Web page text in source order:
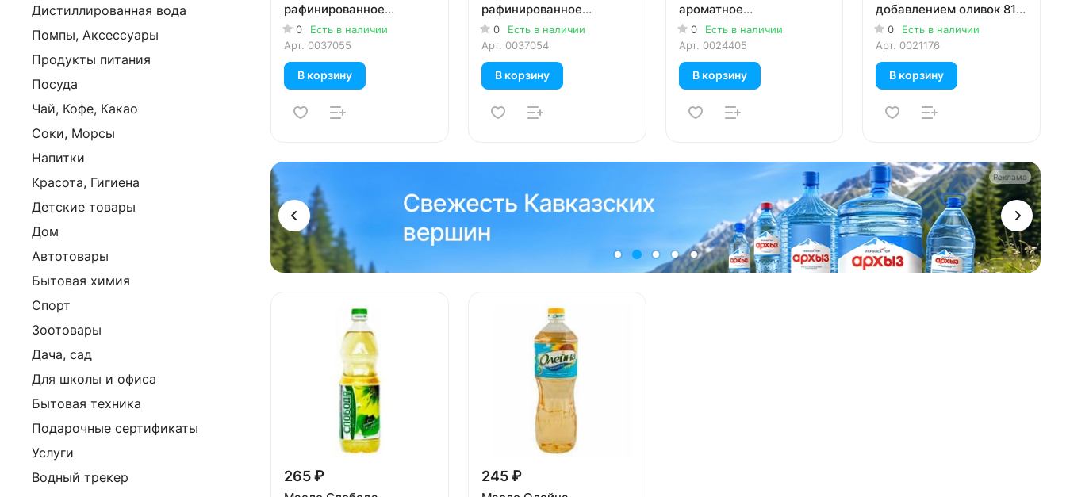
рафинированное
дезодорированное 5
литров
0
Есть в наличии
Арт. 0037055
В корзину
Реклама
рафинированное
дезодорированное 5
литров
0
Есть в наличии
Арт. 0037054
В корзину
ароматное
нерафинированное
первый отжим 1 литр
0
Есть в наличии
Арт. 0024405
В корзину
добавлением оливок 810
мл0
Есть в наличии
Арт. 0021176
В корзину
265 ₽ 245 ₽
Дистиллированная вода
Помпы, Аксессуары
Продукты питания
Посуда
Чай, Кофе, Какао
Соки, Морсы
Напитки
Красота, Гигиена
Детские товары
Дом
Автотовары
Бытовая химия
Спорт
Зоотовары
Дача, сад
Для школы и офиса
Бытовая техника
Подарочные сертификаты
Услуги
Водный трекер